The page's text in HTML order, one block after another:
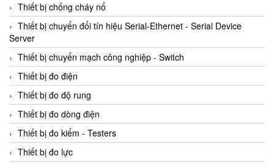
Thiết bị chống cháy nổ
Thiết bị chuyển đổi tín hiệu Serial-Ethernet - Serial Device
Server
Thiết bị chuyển mạch công nghiệp - Switch
Thiết bị đo điện
Thiết bị đo độ rung
Thiết bị đo dòng điện
Thiết bị đo kiểm - Testers
Thiết bị đo lực